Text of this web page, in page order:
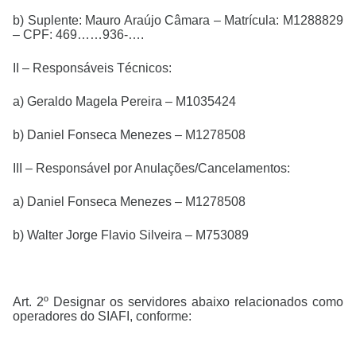
b) Suplente: Mauro Araújo Câmara – Matrícula: M1288829
– CPF: 469……936-….
II – Responsáveis Técnicos:
a) Geraldo Magela Pereira – M1035424
b) Daniel Fonseca Menezes – M1278508
III – Responsável por Anulações/Cancelamentos:
a) Daniel Fonseca Menezes – M1278508
b) Walter Jorge Flavio Silveira – M753089
Art. 2º Designar os servidores abaixo relacionados como
operadores do SIAFI, conforme: